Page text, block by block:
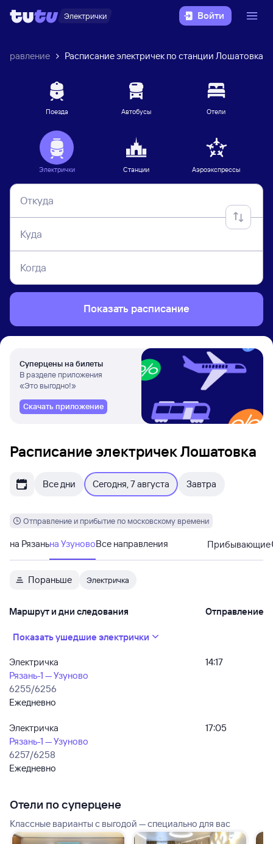
Электрички Войти
Расписание электричек по станции Лошатовка
Поезда Автобусы Отели
Электрички Станции Аэроэкспрессы
Откуда
Куда
Когда
Показать расписание
Суперцены на билеты
В разделе приложения
«Это выгодно!»
Скачать приложение
Расписание электричек Лошатовка
Все дни Сегодня, 7 августа Завтра
Отправление и прибытие по московскому времени
на Рязаньна УзуновоВсе направления Прибывающие
Пораньше Электричка
Маршрут и дни следования Отправление
Показать ушедшие электрички
Электричка
Рязань-1 — Узуново
6255/6256
Ежедневно
14:17
Электричка
Рязань-1 — Узуново
6257/6258
Ежедневно
17:05
Отели по суперцене
Классные варианты с выгодой — специально для вас